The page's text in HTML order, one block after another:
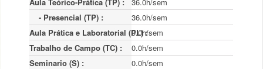
    - Presencial (TP) :
36.0h/sem
Aula Prática e Laboratorial (PL) :0.0h/sem
Trabalho de Campo (TC) :
0.0h/sem
Seminario (S) :
0.0h/sem